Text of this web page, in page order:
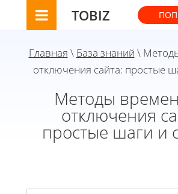
TOBIZ
Главная \ База знаний \
отключения сайта: простые
Методы
отключения
простые шаги и